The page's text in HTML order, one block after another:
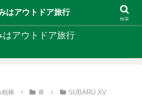
、旅行など外遊びを楽しんでます
はアウトドア旅行
棒 車 SUBARU XV
はアウトドア旅行
検索